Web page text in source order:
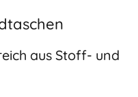
aus Stoff- und